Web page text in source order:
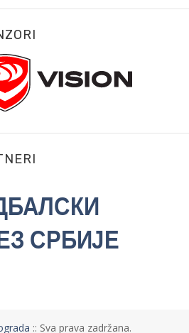
:: Sva prava zadržana.